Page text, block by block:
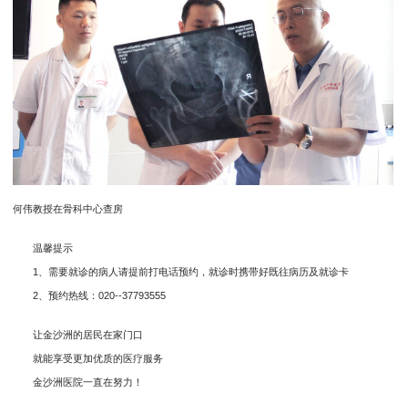
何伟教授在骨科中心查房
温馨提示
1、需要就诊的病人请提前打电话预约，就诊时携带好既往病历及就诊卡
2、预约热线：020--37793555
让金沙洲的居民在家门口
就能享受更加优质的医疗服务
金沙洲医院一直在努力！